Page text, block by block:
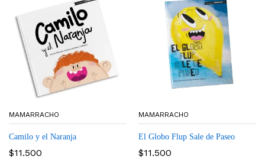
MAMARRACHO
Camilo y el Naranja
$11.500
MAMARRACHO
El Globo Flup Sale de Paseo
$11.500